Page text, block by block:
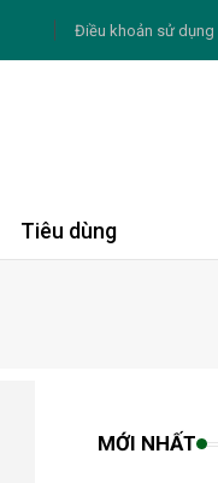
Điều khoản sử dụng
Tiêu dùng
MỚI NHẤT